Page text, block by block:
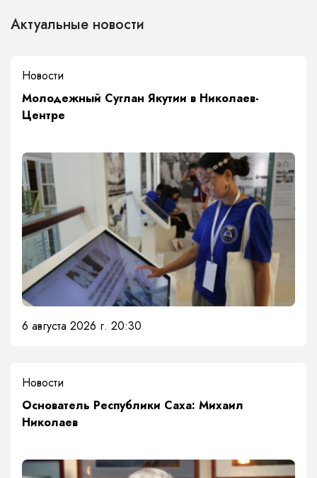
Актуальные новости
Новости
Молодежный Суглан Якутии в Николаев-
Центре
6 августа 2026 г. 20:30
Новости
Основатель Республики Саха: Михаил
Николаев